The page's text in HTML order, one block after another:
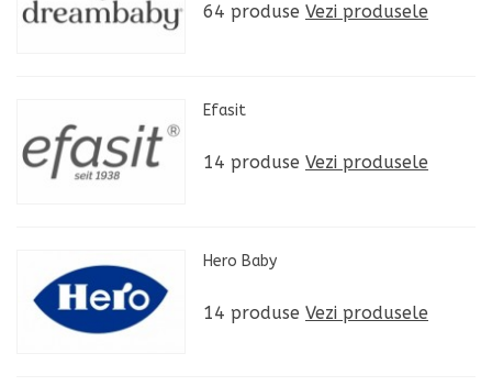
64 produse Vezi produsele
Efasit
14 produse Vezi produsele
Hero Baby
14 produse Vezi produsele